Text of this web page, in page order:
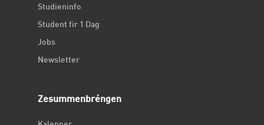
Studieninfo
Student fir 1 Dag
Jobs
Newsletter
Zesummenbréngen